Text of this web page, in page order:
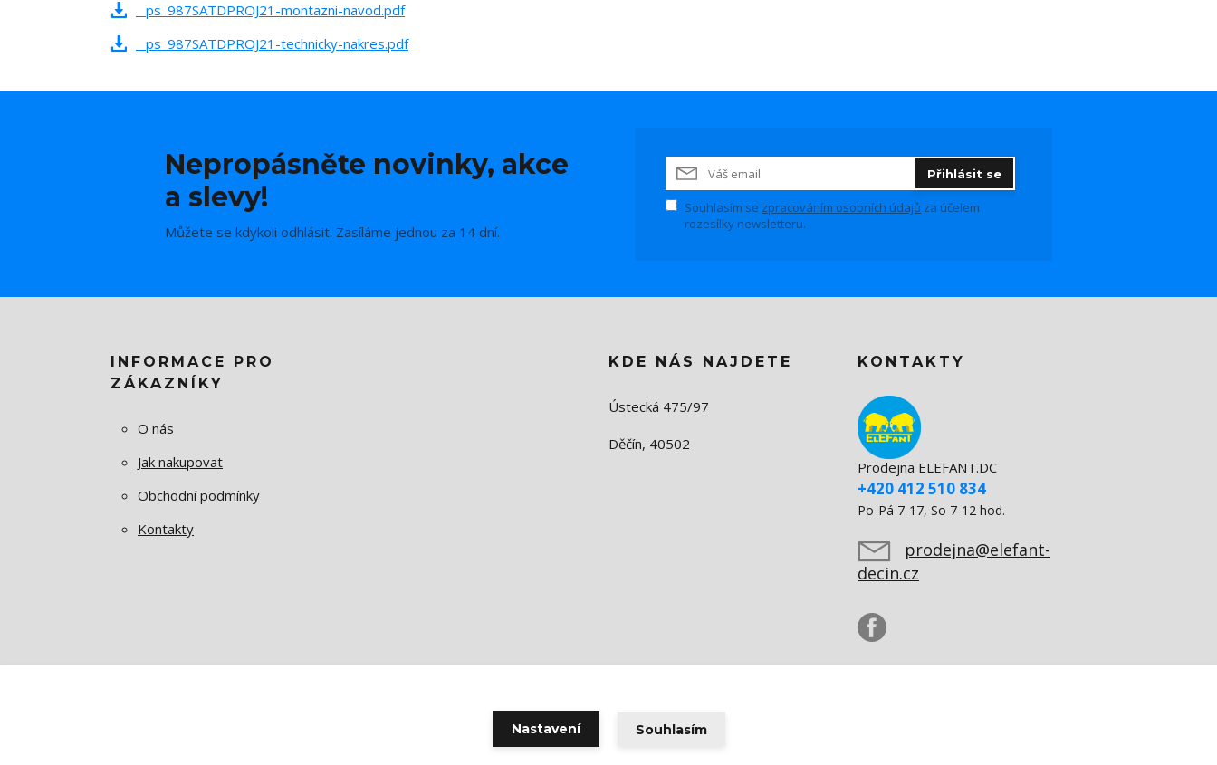
_ps_987SATDPROJ21-montazni-navod.pdf
_ps_987SATDPROJ21-technicky-nakres.pdf
Nepropásněte novinky, akce
a slevy!
Můžete se kdykoli odhlásit. Zasíláme jednou za 14 dní.
Přihlásit se
Souhlasím se zpracováním osobních údajů za účelem
rozesílky newsletteru.
INFORMACE PRO
ZÁKAZNÍKY
O nás
Jak nakupovat
Obchodní podmínky
Kontakty
KDE NÁS NAJDETE
Ústecká 475/97
Děčín, 40502
KONTAKTY
Prodejna ELEFANT.DC
+420 412 510 834
Po-Pá 7-17, So 7-12 hod.
prodejna@elefant-
decin.cz
Vytvořeno na
Nastavení Souhlasím